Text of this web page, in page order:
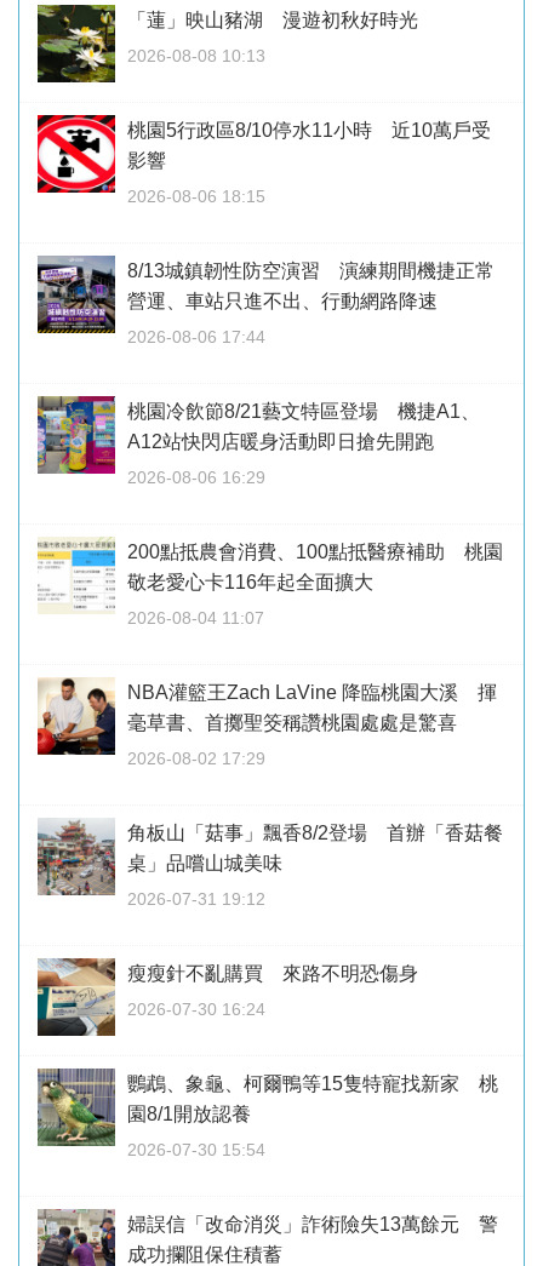
「蓮」映山豬湖 漫遊初秋好時光
2026-08-08 10:13
桃園5行政區8/10停水11小時 近10萬戶受
影響
2026-08-06 18:15
8/13城鎮韌性防空演習 演練期間機捷正常
營運、車站只進不出、行動網路降速
2026-08-06 17:44
桃園冷飲節8/21藝文特區登場 機捷A1、
A12站快閃店暖身活動即日搶先開跑
2026-08-06 16:29
200點抵農會消費、100點抵醫療補助 桃園
敬老愛心卡116年起全面擴大
2026-08-04 11:07
NBA灌籃王Zach LaVine 降臨桃園大溪 揮
毫草書、首擲聖筊稱讚桃園處處是驚喜
2026-08-02 17:29
角板山「菇事」飄香8/2登場 首辦「香菇餐
桌」品嚐山城美味
2026-07-31 19:12
瘦瘦針不亂購買 來路不明恐傷身
2026-07-30 16:24
鸚鵡、象龜、柯爾鴨等15隻特寵找新家 桃
園8/1開放認養
2026-07-30 15:54
婦誤信「改命消災」詐術險失13萬餘元 警
成功攔阻保住積蓄